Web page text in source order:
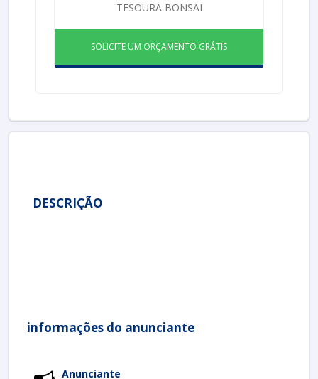
TESOURA BONSAI
SOLICITE UM ORÇAMENTO GRÁTIS
DESCRIÇÃO
informações do anunciante
Anunciante